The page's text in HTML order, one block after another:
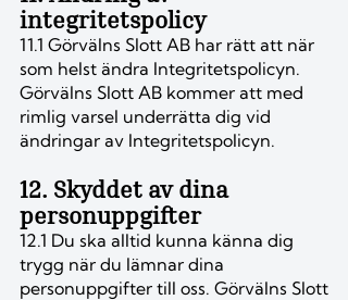
integritetspolicy
11.1 Görvälns Slott AB har rätt att när
som helst ändra Integritetspolicyn.
Görvälns Slott AB kommer att med
rimlig varsel underrätta dig vid
ändringar av Integritetspolicyn.
12. Skyddet av dina
personuppgifter
12.1 Du ska alltid kunna känna dig
trygg när du lämnar dina
personuppgifter till oss. Görvälns Slott